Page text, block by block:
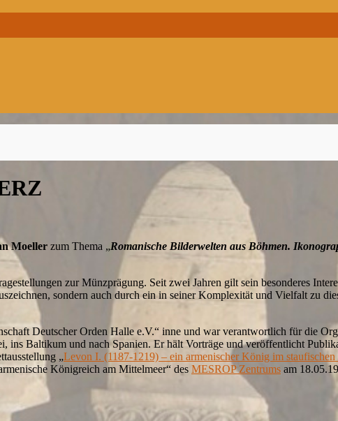
Moeller zum Thema „Romanische Bilderwelten aus Böhmen.
zur Münzprägung. Seit zwei Jahren gilt sein besonderes
sondern auch durch ein in seiner Komplexität und Vielfalt zu
Deutscher Orden Halle e.V.“ inne und war verantwortlich für die
ins Baltikum und nach Spanien. Er hält Vorträge und veröffentlicht
„Levon I. (1187-1219) – ein armenischer König im staufischen
Königreich am Mittelmeer“ des MESROP Zentrums am